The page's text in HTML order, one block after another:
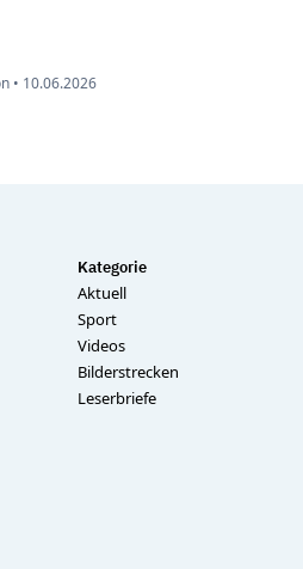
• 10.06.2026
Kategorie
Aktuell
Sport
Videos
Bilderstrecken
Leserbriefe